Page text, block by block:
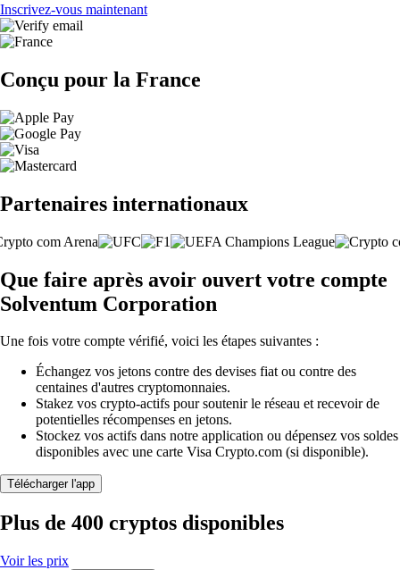
Inscrivez-vous maintenant
Conçu pour la France
Partenaires internationaux
Que faire après avoir ouvert votre compte
Solventum Corporation
Une fois votre compte vérifié, voici les étapes suivantes :
Échangez vos jetons contre des devises fiat ou contre des
centaines d'autres cryptomonnaies.
Stakez vos crypto-actifs pour soutenir le réseau et recevoir de
potentielles récompenses en jetons.
Stockez vos actifs dans notre application ou dépensez vos soldes
disponibles avec une carte Visa Crypto.com (si disponible).
Télécharger l'app
Plus de 400 cryptos disponibles
Voir les prix